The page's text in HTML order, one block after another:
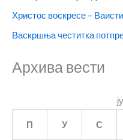
Христос воскресе –
Васкршња честитка
Архива вести
П У С